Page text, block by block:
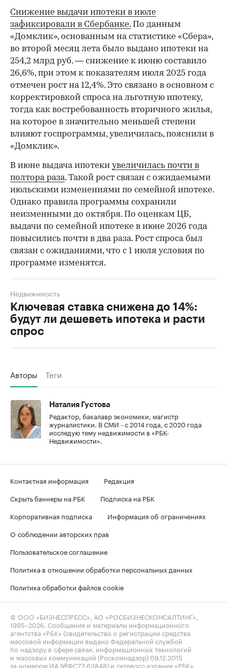
Снижение выдачи ипотеки в июле
зафиксировали в Сбербанке. По данным
«Домклик», основанным на статистике «Сбера»,
во второй месяц лета было выдано ипотеки на
254,2 млрд руб. — снижение к июню составило
26,6%, при этом к показателям июля 2025 года
отмечен рост на 12,4%. Это связано в основном с
корректировкой спроса на льготную ипотеку,
тогда как востребованность вторичного жилья,
на которое в значительно меньшей степени
влияют госпрограммы, увеличилась, пояснили в
«Домклик».
В июне выдача ипотеки увеличилась почти в
полтора раза. Такой рост связан с ожидаемыми
июльскими изменениями по семейной ипотеке.
Однако правила программы сохранили
неизменными до октября. По оценкам ЦБ,
выдачи по семейной ипотеке в июне 2026 года
повысились почти в два раза. Рост спроса был
связан с ожиданиями, что с 1 июля условия по
программе изменятся.
Ключевая ставка снижена до 14%:
будут ли дешеветь ипотека и расти
спрос
Недвижимость
Авторы Теги
Наталия Густова
Редактор, бакалавр экономики, магистр
журналистики. В СМИ - с 2014 года, с 2020 года
исследую тему недвижимости в «РБК-
Недвижимости».
Контактная информация
Редакция
Скрыть баннеры на РБК
Подписка на РБК
Корпоративная подписка
Информация об ограничениях
О соблюдении авторских прав
Пользовательское соглашение
Политика в отношении обработки персональных данных
Политика обработки файлов cookie
© ООО «БИЗНЕСПРЕСС», АО «РОСБИЗНЕСКОНСАЛТИНГ»,
1995–2026 . Сообщения и материалы информационного
агентства «РБК» (свидетельство о регистрации средства
массовой информации выдано Федеральной службой
по надзору в сфере связи, информационных технологий
и массовых коммуникаций (Роскомнадзор) 09.12.2015
за номером ИА №ФС77-63848) и сетевого издания «РБК»